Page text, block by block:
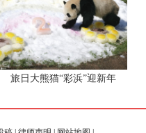
旅日大熊猫“彩浜”迎新年